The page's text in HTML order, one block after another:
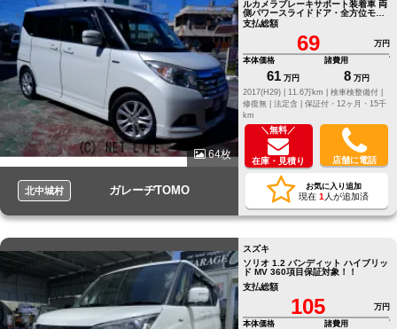
64枚
北中城村 ガレーヂTOMO
ルカメラブレーキサポート装着車 両
側パワースライドドア・全方位モニ
ター・ナビテレビ・アルミホイー
ル・修復なし・多彩なシートアレン
支払総額
69
万円
本体価格
61 万円
諸費用
8 万円
2017(H29) |
11.6万km |
検車検整備付 |
修復無 | 法定含 | 保証付・12ヶ月・15千
km
＼無料／
在庫・見積り 店舗に電話
お気に入り追加
現在 1 人が追加済
スズキ
ソリオ 1.2 バンディット ハイブリッ
ド MV 360項目保証対象！！
支払総額
105
万円
本体価格
諸費用